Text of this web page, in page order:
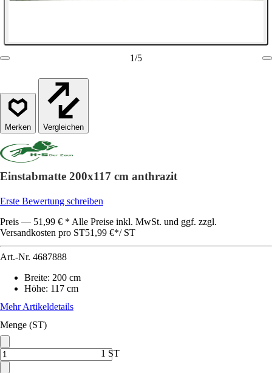
1/5
Vergleichen
Einstabmatte 200x117 cm anthrazit
Erste Bewertung schreiben
Preis — 51,99 € * Alle Preise inkl. MwSt. und ggf. zzgl.
Versandkosten pro ST51,99 €*/ ST
Art.-Nr. 4687888
Breite: 200 cm
Höhe: 117 cm
Mehr Artikeldetails
Menge (ST)
1 ST